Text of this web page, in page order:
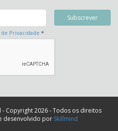
Privacidade *
Copyright 2026 - Todos os direitos
desenvolvido por Skillmind